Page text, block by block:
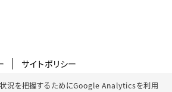
状況を把握するためにGoogle Analyticsを利用
サイトポリシー
リシー